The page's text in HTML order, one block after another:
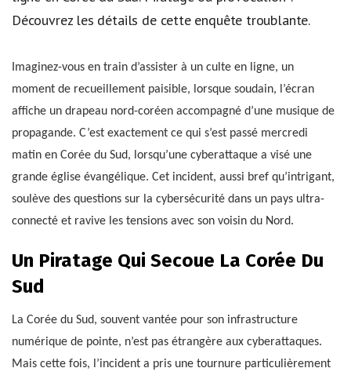
Découvrez les détails de cette enquête troublante.
Imaginez-vous en train d’assister à un culte en ligne, un
moment de recueillement paisible, lorsque soudain, l’écran
affiche un drapeau nord-coréen accompagné d’une musique de
propagande. C’est exactement ce qui s’est passé mercredi
matin en Corée du Sud, lorsqu’une cyberattaque a visé une
grande église évangélique. Cet incident, aussi bref qu’intrigant,
soulève des questions sur la cybersécurité dans un pays ultra-
connecté et ravive les tensions avec son voisin du Nord.
Un Piratage Qui Secoue La Corée Du
Sud
La Corée du Sud, souvent vantée pour son infrastructure
numérique de pointe, n’est pas étrangère aux cyberattaques.
Mais cette fois, l’incident a pris une tournure particulièrement